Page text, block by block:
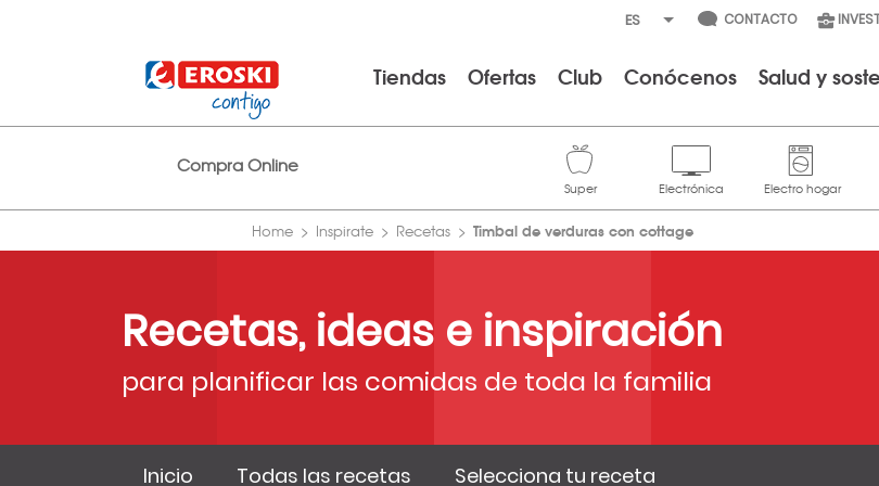
CONTACTO
Tiendas Ofertas Club Conócenos Salud y
Compra Online
Home Inspirate Recetas Timbal de verduras con cottage
Recetas, ideas e inspiración
para planificar las comidas de toda la familia
Inicio Todas las recetas Selecciona tu receta